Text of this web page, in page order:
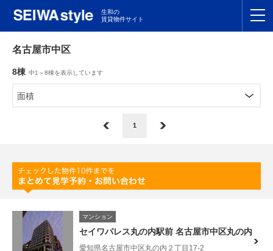
生和の
賃貸物件サイト
TOP
関東TOP
九州TOP
支店一覧
SEIWAの管理
名古屋市中区
8棟 中1～8棟を表示しています
面積
1
マンション
セイワパレス丸の内駅前 名古屋市中区丸の内
愛知県名古屋市中区丸の内２丁目17-2